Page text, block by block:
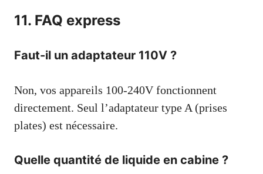
11. FAQ express
Faut-il un adaptateur 110V ?
Non, vos appareils 100-240V fonctionnent
directement. Seul l’adaptateur type A (prises
plates) est nécessaire.
Quelle quantité de liquide en cabine ?